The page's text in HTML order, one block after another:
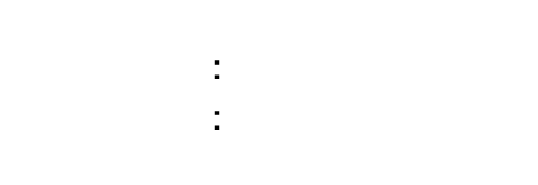
：
：